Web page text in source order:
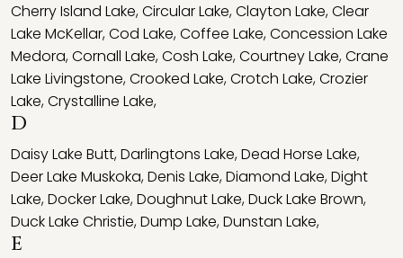
Cherry Island Lake,Circular Lake,Clayton Lake,Clear
Lake McKellar,Cod Lake,Coffee Lake,Concession Lake
Medora,Cornall Lake,Cosh Lake,Courtney Lake,Crane
Lake Livingstone,Crooked Lake,Crotch Lake,Crozier
Lake,Crystalline Lake,
D
Daisy Lake Butt,Darlingtons Lake,Dead Horse Lake,
Deer Lake Muskoka,Denis Lake,Diamond Lake,Dight
Lake,Docker Lake,Doughnut Lake,Duck Lake Brown,
Duck Lake Christie,Dump Lake,Dunstan Lake,
E